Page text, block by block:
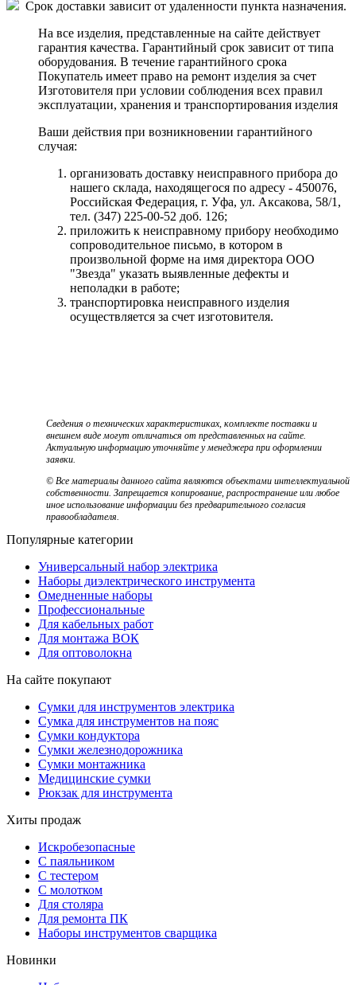
Срок доставки зависит от удаленности пункта назначения.
На все изделия, представленные на сайте действует
гарантия качества. Гарантийный срок зависит от типа
оборудования. В течение гарантийного срока
Покупатель имеет право на ремонт изделия за счет
Изготовителя при условии соблюдения всех правил
эксплуатации, хранения и транспортирования изделия
Ваши действия при возникновении гарантийного
случая:
организовать доставку неисправного прибора до
нашего склада, находящегося по адресу - 450076,
Российская Федерация, г. Уфа, ул. Аксакова, 58/1,
тел. (347) 225-00-52 доб. 126;
приложить к неисправному прибору необходимо
сопроводительное письмо, в котором в
произвольной форме на имя директора ООО
"Звезда" указать выявленные дефекты и
неполадки в работе;
транспортировка неисправного изделия
осуществляется за счет изготовителя.
Сведения о технических характеристиках, комплекте поставки и
внешнем виде могут отличаться от представленных на сайте.
Актуальную информацию уточняйте у менеджера при оформлении
заявки.
© Все материалы данного сайта являются объектами интеллектуальной
собственности. Запрещается копирование, распространение или любое
иное использование информации без предварительного согласия
правообладателя.
Популярные категории
Универсальный набор электрика
Наборы диэлектрического инструмента
Омедненные наборы
Профессиональные
Для кабельных работ
Для монтажа ВОК
Для оптоволокна
На сайте покупают
Сумки для инструментов электрика
Сумка для инструментов на пояс
Сумки кондуктора
Сумки железнодорожника
Сумки монтажника
Медицинские сумки
Рюкзак для инструмента
Хиты продаж
Искробезопасные
С паяльником
С тестером
С молотком
Для столяра
Для ремонта ПК
Наборы инструментов сварщика
Новинки